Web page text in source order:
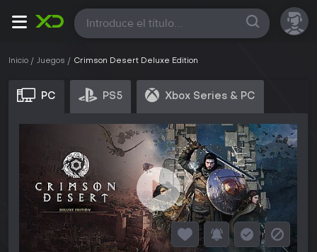
Todas
Inicio Juegos Crimson Desert Deluxe Edition
PC PS5 Xbox Series & PC